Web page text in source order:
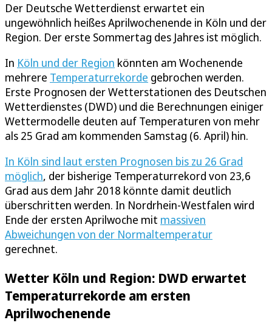
Der Deutsche Wetterdienst erwartet ein
ungewöhnlich heißes Aprilwochenende in Köln und der
Region. Der erste Sommertag des Jahres ist möglich.
In Köln und der Region könnten am Wochenende
mehrere Temperaturrekorde gebrochen werden.
Erste Prognosen der Wetterstationen des Deutschen
Wetterdienstes (DWD) und die Berechnungen einiger
Wettermodelle deuten auf Temperaturen von mehr
als 25 Grad am kommenden Samstag (6. April) hin.
In Köln sind laut ersten Prognosen bis zu 26 Grad
möglich, der bisherige Temperaturrekord von 23,6
Grad aus dem Jahr 2018 könnte damit deutlich
überschritten werden. In Nordrhein-Westfalen wird
Ende der ersten Aprilwoche mit massiven
Abweichungen von der Normaltemperatur
gerechnet.
Wetter Köln und Region: DWD erwartet
Temperaturrekorde am ersten
Aprilwochenende